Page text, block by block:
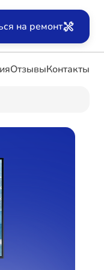
на ремонт
ОтзывыКонтакты